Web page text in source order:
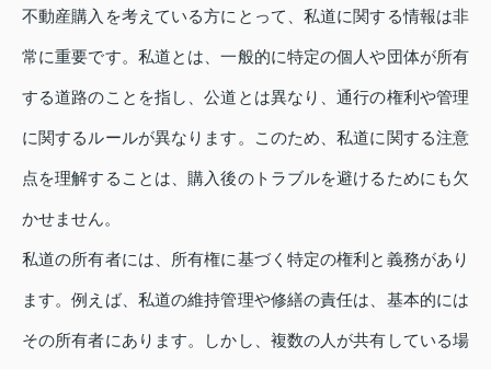
不動産購入を考えている方にとって、私道に関する情報は非
常に重要です。私道とは、一般的に特定の個人や団体が所有
する道路のことを指し、公道とは異なり、通行の権利や管理
に関するルールが異なります。このため、私道に関する注意
点を理解することは、購入後のトラブルを避けるためにも欠
かせません。
私道の所有者には、所有権に基づく特定の権利と義務があり
ます。例えば、私道の維持管理や修繕の責任は、基本的には
その所有者にあります。しかし、複数の人が共有している場